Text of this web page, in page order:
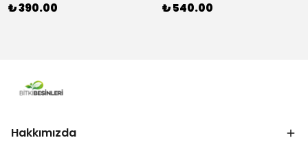
₺ 390.00 ₺ 540.00
Hakkımızda